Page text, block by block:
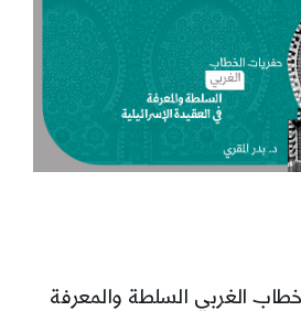
الغربي السلطة والمعرفة